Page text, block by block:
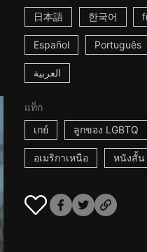
日本語 한국어
Español Português
العربية
แท็ก
เกย์
ลูกของ LGBTQ
อเมริกาเหนือ หนังสั้น